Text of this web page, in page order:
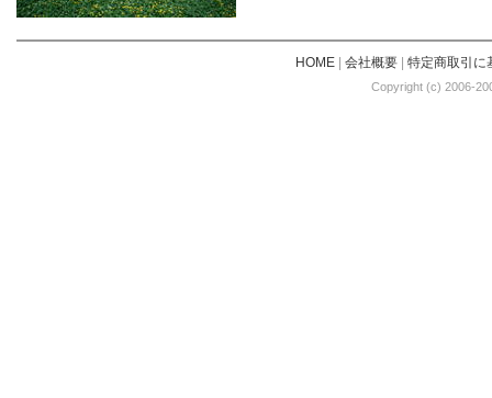
HOME| 会社概要| 特定商取引に
Copyright (c) 2006-